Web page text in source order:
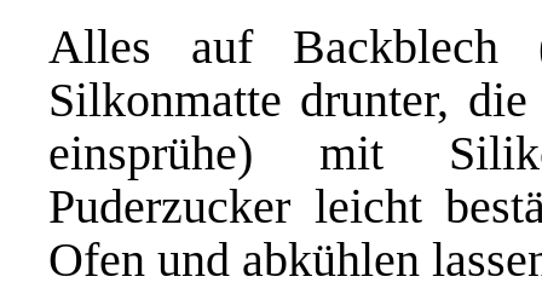
Alles auf Backblech
Silkonmatte drunter,
einsprühe) mit
Puderzucker leicht
Ofen und abkühlen